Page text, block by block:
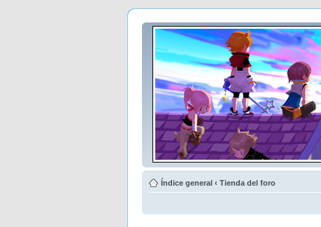
Índice general ‹ Tienda del foro